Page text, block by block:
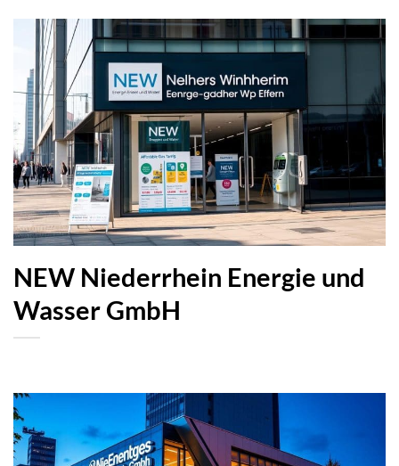
NEW Niederrhein Energie und
Wasser GmbH